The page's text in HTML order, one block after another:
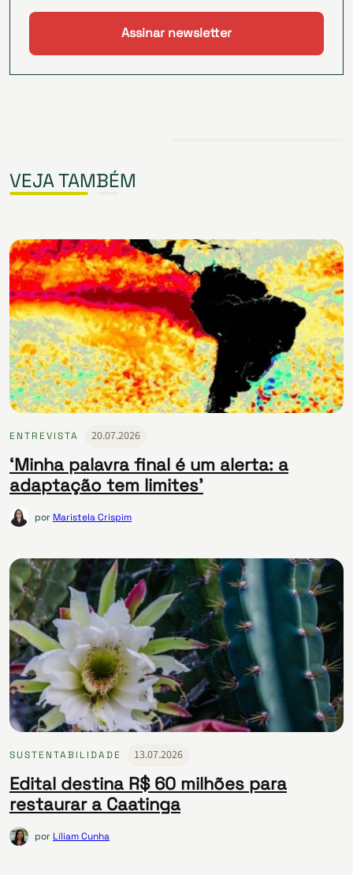
VEJA TAMBÉM
ENTREVISTA 20.07.2026
‘Minha palavra final é um alerta: a
adaptação tem limites’
por Maristela Crispim
SUSTENTABILIDADE 13.07.2026
Edital destina R$ 60 milhões para
restaurar a Caatinga
por Líliam Cunha